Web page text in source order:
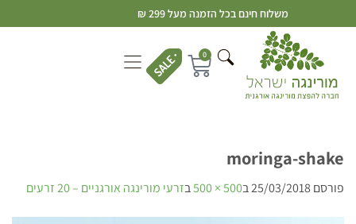
משלוח חינם בכל הזמנה מעל 299 ₪
0
moringa-shake
פורסם25/03/2018ב500 × 500 בזרעי מורינגה אורגניים – 20 זרעים